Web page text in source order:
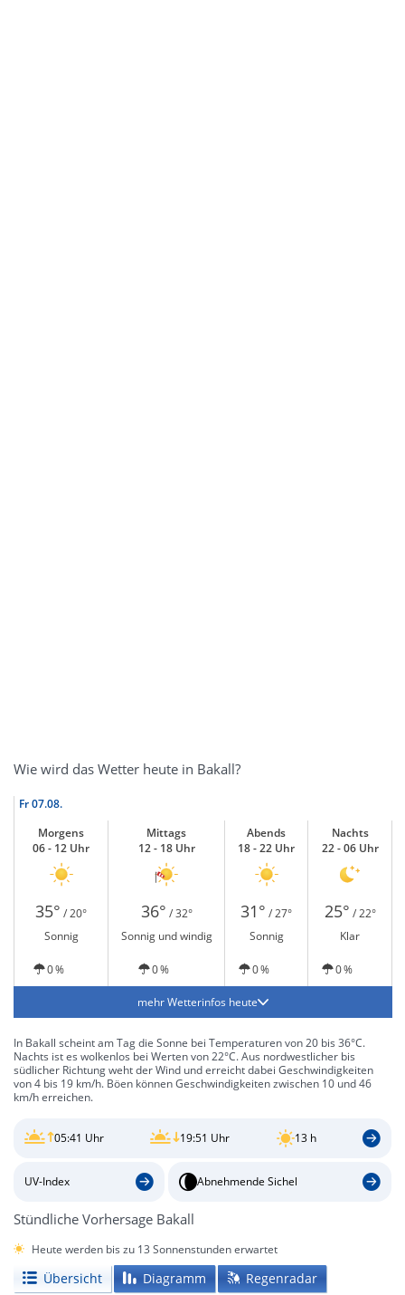
Wie wird das Wetter heute in Bakall?
Fr07.08.
Morgens
06 - 12 Uhr
Mittags
12 - 18 Uhr
Abends
18 - 22 Uhr
Nachts
22 - 06 Uhr
35° / 20° 36° / 32° 31° / 27° 25° / 22°
Sonnig
Sonnig und windig Sonnig Klar
0 % 0 % 0 % 0 %
mehr Wetterinfos heute
In Bakall scheint am Tag die Sonne bei Temperaturen von 20 bis 36°C.
Nachts ist es wolkenlos bei Werten von 22°C. Aus nordwestlicher bis
südlicher Richtung weht der Wind und erreicht dabei Geschwindigkeiten
von 4 bis 19 km/h. Böen können Geschwindigkeiten zwischen 10 und 46
km/h erreichen.
05:41 Uhr 19:51 Uhr 13 h
UV-Index Abnehmende Sichel
Stündliche Vorhersage Bakall
Heute werden bis zu 13 Sonnenstunden erwartet
Übersicht Diagramm Regenradar